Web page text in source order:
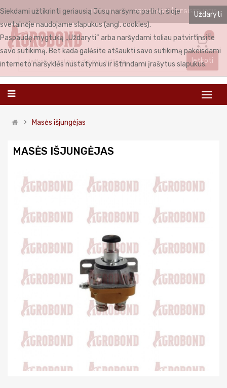
LIETUVIŲ PRISIJUNGTI REGISTRUOTIS
0
Ieškoti
Masės išjungėjas
MASĖS IŠJUNGĖJAS
Uždaryti
Siekdami užtikrinti geriausią Jūsų naršymo patirtį, šioje
svetainėje naudojame slapukus (angl. cookies).
Paspaudę mygtuką „Uždaryti“ arba naršydami toliau patvirtinsite
savo sutikimą. Bet kada galėsite atšaukti savo sutikimą pakeisdami
interneto naršyklės nustatymus ir ištrindami įrašytus slapukus.